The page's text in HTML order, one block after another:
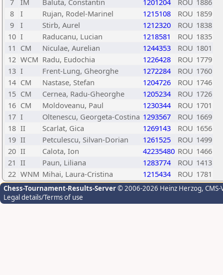
7
IM Baluta, Constantin 1201204 ROU 1886
8
I Rujan, Rodel-Marinel 1215108 ROU 1859
9
I Stirb, Aurel 1212320 ROU 1838
10 I Raducanu, Lucian 1218581 ROU 1835
11 CM Niculae, Aurelian 1244353 ROU 1801
12 WCM Radu, Eudochia 1226428 ROU 1779
13 I Frent-Lung, Gheorghe 1272284 ROU 1760
14 CM Nastase, Stefan 1204726 ROU 1746
15 CM Cernea, Radu-Gheorghe 1205234 ROU 1726
16 CM Moldoveanu, Paul 1230344 ROU 1701
17 I Oltenescu, Georgeta-Costina 1293567 ROU 1669
18 II Scarlat, Gica 1269143 ROU 1656
19 II Petculescu, Silvan-Dorian 1261525 ROU 1499
20 II Calota, Ion 42235480 ROU 1466
21 II Paun, Liliana 1283774 ROU 1413
22 WNM Mihai, Laura-Cristina 1215434 ROU 1781
Chess-Tournament-Results-Server© 2006-2026 Heinz Herzog,
Legal details/Terms of use